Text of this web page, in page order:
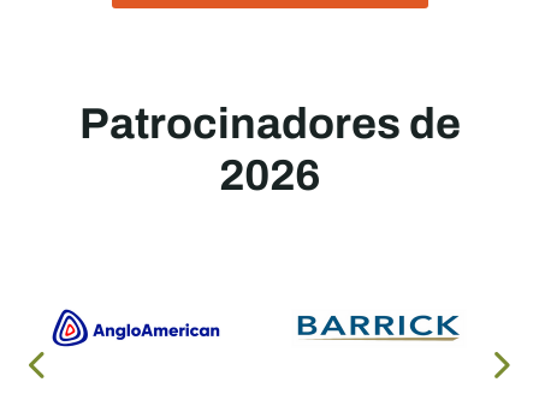
Patrocinadores de
2026